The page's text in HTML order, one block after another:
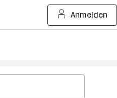
Anmelden